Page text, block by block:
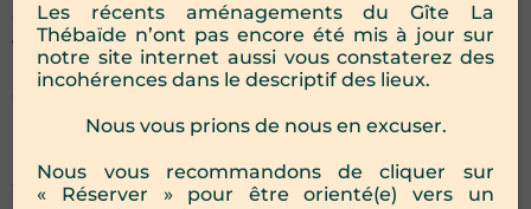
. Aucune réparation par vous ou un tiers extérieur ne peut
être engagée.
. Le livret d’accueil et un livre d’or sont à votre disposition à
l’entrée du gîte.
6. DÉPÔT DE GARANTIE
Son montant de 400€doit être associé au règlement du
Les récents aménagements du Gîte La
Thébaïde n’ont pas encore été mis à jour sur
notre site internet aussi vous constaterez des
incohérences dans le descriptif des lieux.
Nous vous prions de nous en excuser.
Nous vous recommandons de cliquer sur
« Réserver » pour être orienté(e) vers un